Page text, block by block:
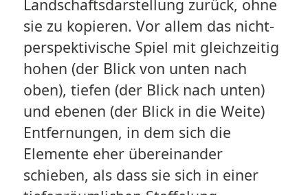
Landschaftsdarstellung zurück, ohne
sie zu kopieren. Vor allem das nicht-
perspektivische Spiel mit gleichzeitig
hohen (der Blick von unten nach
oben), tiefen (der Blick nach unten)
und ebenen (der Blick in die Weite)
Entfernungen, in dem sich die
Elemente eher übereinander
schieben, als dass sie sich in einer